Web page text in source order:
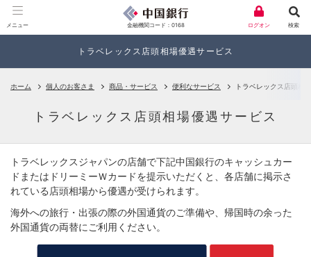
金融機関コード：0168
メニュー 検索
ログオン
トラベレックス店頭相場優遇サービス
ホーム 個人のお客さま 商品・サービス 便利なサービス トラベレックス店頭相
トラベレックス店頭相場優遇サービス
トラベレックスジャパンの店舗で下記中国銀行のキャッシュカー
ドまたはドリーミーＷカードを提示いただくと、各店舗に掲示さ
れている店頭相場から優遇が受けられます。
海外への旅行・出張の際の外国通貨のご準備や、帰国時の余った
外国通貨の両替にご利用ください。